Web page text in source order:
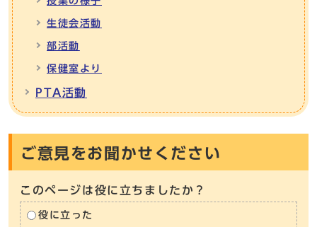
生徒会活動
部活動
保健室より
PTA活動
ご意見をお聞かせください
このページは役に立ちましたか？
役に立った